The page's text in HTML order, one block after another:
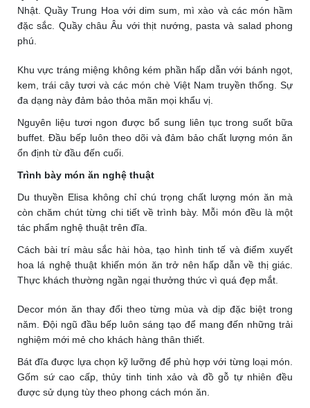
Nhật. Quầy Trung Hoa với dim sum, mì xào và các món hầm
đặc sắc. Quầy châu Âu với thịt nướng, pasta và salad phong
phú.
Khu vực tráng miệng không kém phần hấp dẫn với bánh ngọt,
kem, trái cây tươi và các món chè Việt Nam truyền thống. Sự
đa dạng này đảm bảo thỏa mãn mọi khẩu vị.
Nguyên liệu tươi ngon được bổ sung liên tục trong suốt bữa
buffet. Đầu bếp luôn theo dõi và đảm bảo chất lượng món ăn
ổn định từ đầu đến cuối.
Trình bày món ăn nghệ thuật
Du thuyền Elisa không chỉ chú trọng chất lượng món ăn mà
còn chăm chút từng chi tiết về trình bày. Mỗi món đều là một
tác phẩm nghệ thuật trên đĩa.
Cách bài trí màu sắc hài hòa, tạo hình tinh tế và điểm xuyết
hoa lá nghệ thuật khiến món ăn trở nên hấp dẫn về thị giác.
Thực khách thường ngần ngại thưởng thức vì quá đẹp mắt.
Decor món ăn thay đổi theo từng mùa và dịp đặc biệt trong
năm. Đội ngũ đầu bếp luôn sáng tạo để mang đến những trải
nghiệm mới mẻ cho khách hàng thân thiết.
Bát đĩa được lựa chọn kỹ lưỡng để phù hợp với từng loại món.
Gốm sứ cao cấp, thủy tinh tinh xảo và đồ gỗ tự nhiên đều
được sử dụng tùy theo phong cách món ăn.